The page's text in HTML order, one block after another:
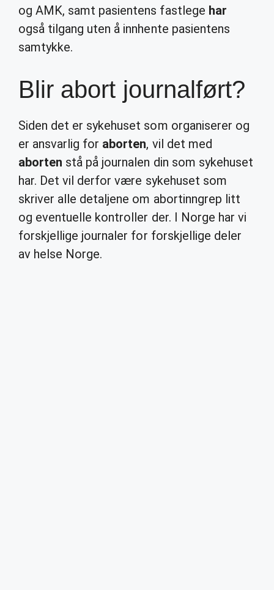
og AMK, samt pasientens fastlege har
også tilgang uten å innhente pasientens
samtykke.
Blir abort journalført?
Siden det er sykehuset som organiserer og
er ansvarlig for aborten, vil det med
aborten stå på journalen din som sykehuset
har. Det vil derfor være sykehuset som
skriver alle detaljene om abortinngrep litt
og eventuelle kontroller der. I Norge har vi
forskjellige journaler for forskjellige deler
av helse Norge.